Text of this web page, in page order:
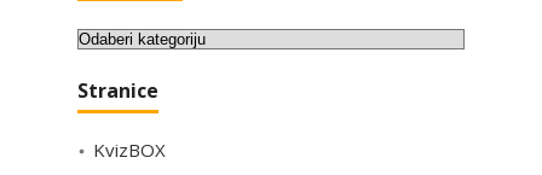
K
t
g
Stranice
KvizBOX